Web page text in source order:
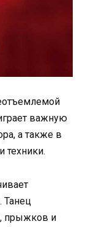
важную
а также в
техники.
Танец
прыжков и